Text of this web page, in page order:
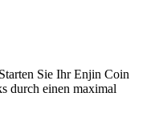
Sie Ihr Enjin Coin
durch einen maximal